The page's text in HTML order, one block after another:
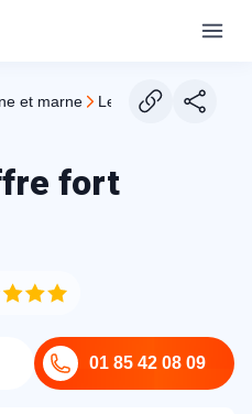
et marne lescherolles
fort
01 85 42 08 09